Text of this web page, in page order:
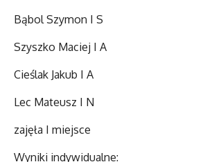
Bąbol Szymon I S
Szyszko Maciej I A
Cieślak Jakub I A
Lec Mateusz I N
zajęła I miejsce
Wyniki indywidualne: